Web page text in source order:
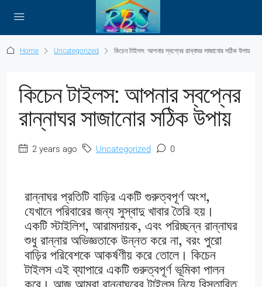
Home Uncategorized কিচেন টাইলস: আপনার স্বপ্নের রান্নাঘর সাজানোর সঠিক উপায়
কিচেন টাইলস: আপনার স্বপ্নের
রান্নাঘর সাজানোর সঠিক উপায়
2 years ago Uncategorized 0
রান্নাঘর প্রতিটি বাড়ির একটি গুরুত্বপূর্ণ অংশ,
যেখানে পরিবারের জন্য সুস্বাদু খাবার তৈরি হয়।
একটি স্টাইলিশ, আরামদায়ক, এবং পরিচ্ছন্ন রান্নাঘর
শুধু রান্নার অভিজ্ঞতাকে উন্নত করে না, বরং পুরো
বাড়ির পরিবেশকে আকর্ষণীয় করে তোলে। কিচেন
টাইলস এই ব্যাপারে একটি গুরুত্বপূর্ণ ভূমিকা পালন